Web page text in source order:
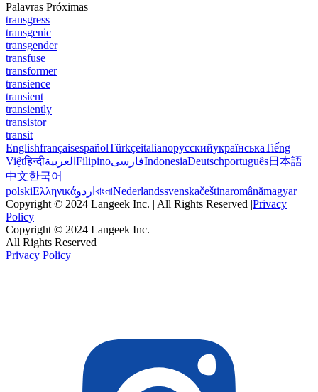
Palavras Próximas
transgress
transgenic
transgender
transfuse
transformer
transience
transient
transiently
transistor
transit
EnglishfrançaisespañolTürkçeitalianoрусскийукраїнськаTiếng
Việtहिन्दीالعربية FilipinoفارسیIndonesiaDeutschportuguês日本語
中文한국어
polskiΕλληνικάاردو বাংলাNederlandssvenskačeštinaromânămagyar
Copyright © 2024 Langeek Inc. | All Rights Reserved |Privacy
Policy
Copyright © 2024 Langeek Inc.
All Rights Reserved
Privacy Policy